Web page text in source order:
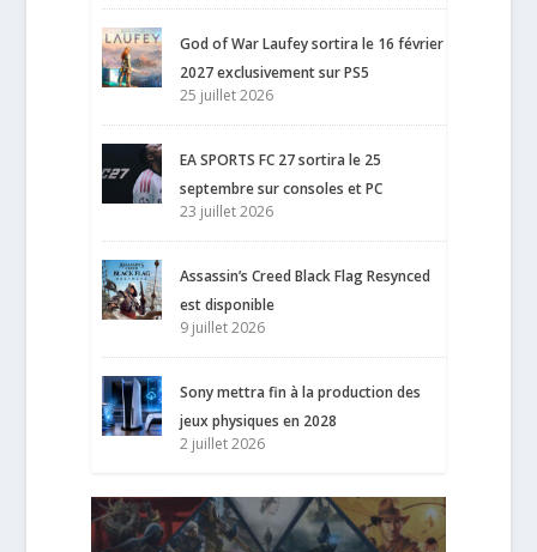
God of War Laufey sortira le 16 février
2027 exclusivement sur PS5
25 juillet 2026
EA SPORTS FC 27 sortira le 25
septembre sur consoles et PC
23 juillet 2026
Assassin’s Creed Black Flag Resynced
est disponible
9 juillet 2026
Sony mettra fin à la production des
jeux physiques en 2028
2 juillet 2026